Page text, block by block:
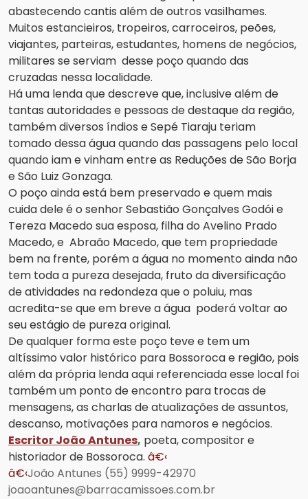
abastecendo cantis além de outros vasilhames.
Muitos estancieiros, tropeiros, carroceiros, peões,
viajantes, parteiras, estudantes, homens de negócios,
militares se serviam desse poço quando das
cruzadas nessa localidade.
Há uma lenda que descreve que, inclusive além de
tantas autoridades e pessoas de destaque da região,
também diversos índios e Sepé Tiaraju teriam
tomado dessa água quando das passagens pelo local
quando iam e vinham entre as Reduções de São Borja
e São Luiz Gonzaga.
O poço ainda está bem preservado e quem mais
cuida dele é o senhor Sebastião Gonçalves Godói e
Tereza Macedo sua esposa, filha do Avelino Prado
Macedo, e Abraão Macedo, que tem propriedade
bem na frente, porém a água no momento ainda não
tem toda a pureza desejada, fruto da diversificação
de atividades na redondeza que o poluiu, mas
acredita-se que em breve a água poderá voltar ao
seu estágio de pureza original.
De qualquer forma este poço teve e tem um
altíssimo valor histórico para Bossoroca e região, pois
além da própria lenda aqui referenciada esse local foi
também um ponto de encontro para trocas de
mensagens, as charlas de atualizações de assuntos,
descanso, motivações para namoros e negócios.
Escritor João Antunes, poeta, compositor e
historiador de Bossoroca. â€‹
â€‹João Antunes (55) 9999-42970
joaoantunes@barracamissoes.com.br